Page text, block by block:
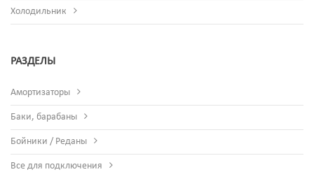
Холодильник
РАЗДЕЛЫ
Амортизаторы
Баки, барабаны
Бойники / Реданы
Все для подключения